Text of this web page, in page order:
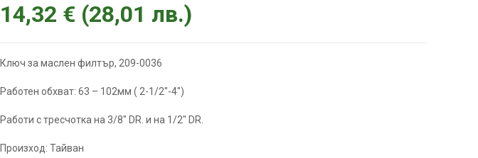
14,32 € (28,01 лв.)
Ключ за маслен филтър, 209-0036
Работен обхват: 63 – 102мм ( 2-1/2″-4″)
Работи с тресчотка на 3/8″ DR. и на 1/2″ DR.
Произход: Тайван